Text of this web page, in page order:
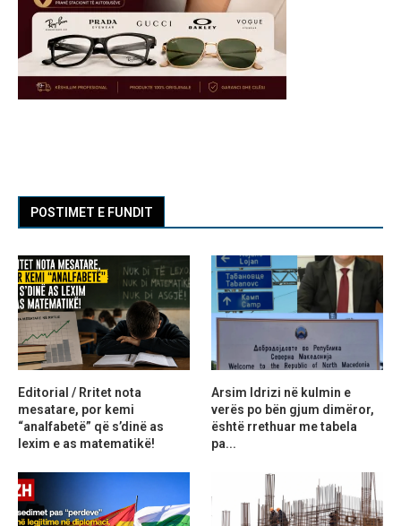
POSTIMET E FUNDIT
Editorial / Rritet nota
mesatare, por kemi
“analfabetë” që s’dinë as
lexim e as matematikë!
Arsim Idrizi në kulmin e
verës po bën gjum dimëror,
është rrethuar me tabela
pa...